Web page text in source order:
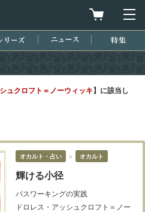
買物カゴを
シリーズ ニュース
ュクロフト＝ノーウィッキ】に該当し
オカルト・占い ＞ オカルト
輝ける小径
パスワーキングの実践
ドロレス・アッシュクロフト＝ノー